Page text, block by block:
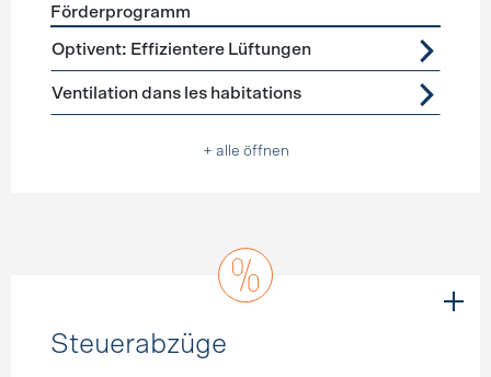
Förderprogramme Lüftung
Förderprogramm
Optivent: Effizientere Lüftungen
Ventilation dans les habitations
+ alle öffnen
Steuerabzüge